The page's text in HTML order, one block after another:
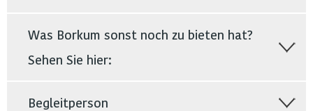
Was Borkum sonst noch zu bieten hat?
Sehen Sie hier:
Begleitperson